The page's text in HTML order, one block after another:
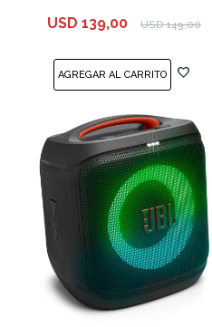
USD 139,00 USD 149,00